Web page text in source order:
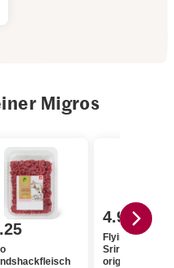
Migros
4.90
Flying Goose
Sriracha Sauce
original